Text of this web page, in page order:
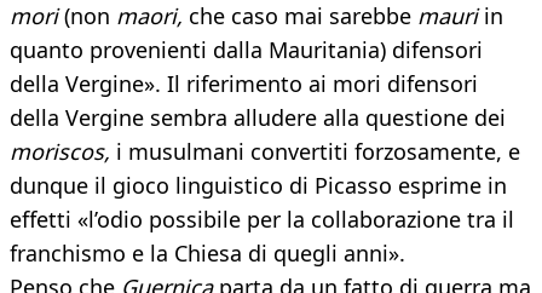
mori(non maori, che caso mai sarebbe mauriin
quanto provenienti dalla Mauritania) difensori
della Vergine». Il riferimento ai mori difensori
della Vergine sembra alludere alla questione dei
moriscos, i musulmani convertiti forzosamente, e
dunque il gioco linguistico di Picasso esprime in
effetti «l’odio possibile per la collaborazione tra il
franchismo e la Chiesa di quegli anni».
Penso che Guernicaparta da un fatto di guerra ma